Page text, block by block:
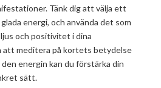
Tänk dig att välja ett
energi, och använda det som
och positivitet i dina
att meditera på kortets betydelse
energin kan du förstärka din
sätt.